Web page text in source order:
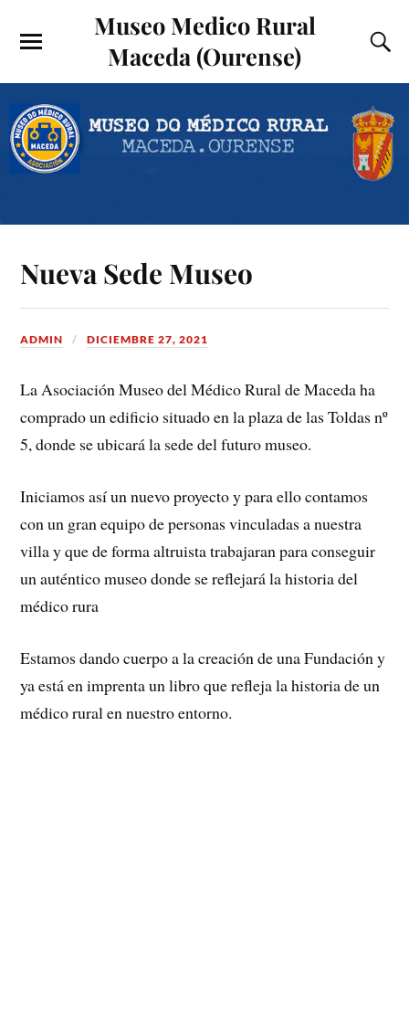
Museo Medico Rural
Maceda (Ourense)
Nueva Sede Museo
ADMIN DICIEMBRE 27, 2021
La Asociación Museo del Médico Rural de Maceda ha
comprado un edificio situado en la plaza de las Toldas nº
5, donde se ubicará la sede del futuro museo.
Iniciamos así un nuevo proyecto y para ello contamos
con un gran equipo de personas vinculadas a nuestra
villa y que de forma altruista trabajaran para conseguir
un auténtico museo donde se reflejará la historia del
médico rura
Estamos dando cuerpo a la creación de una Fundación y
ya está en imprenta un libro que refleja la historia de un
médico rural en nuestro entorno.